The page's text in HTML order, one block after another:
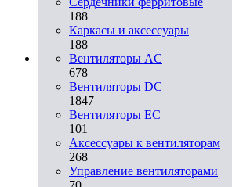
188
Каркасы и аксессуары
188
Вентиляторы AC
678
Вентиляторы DC
1847
Вентиляторы EC
101
Аксессуары к вентиляторам
268
Управление вентиляторами